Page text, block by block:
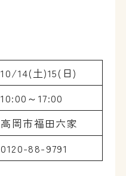
10/14(土)15(日)
10:00～17:00
高岡市福田六家
0120-88-9791